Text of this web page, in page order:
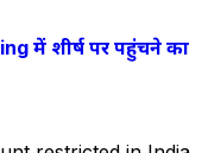
में शीर्ष पर पहुंचने का